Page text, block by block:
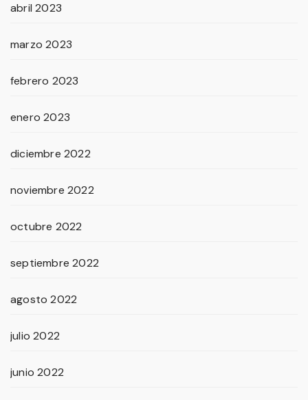
abril 2023
marzo 2023
febrero 2023
enero 2023
diciembre 2022
noviembre 2022
octubre 2022
septiembre 2022
agosto 2022
julio 2022
junio 2022